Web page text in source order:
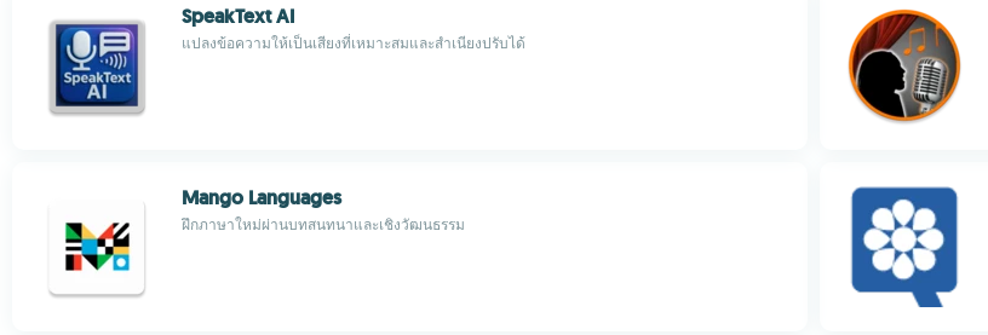
SpeakText AI
แปลงข้อความให้เป็นเสียงที่เหมาะสมและสำเนียงปรับได้
Mango Languages
ฝึกภาษาใหม่ผ่านบทสนทนาและเชิงวัฒนธรรม